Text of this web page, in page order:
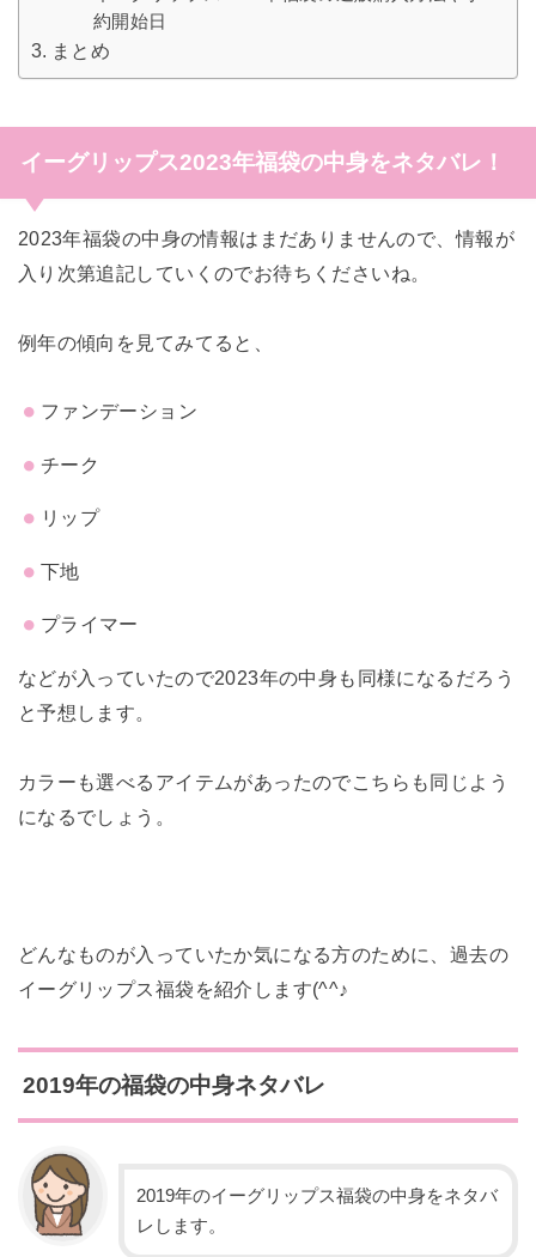
約開始日
まとめ
イーグリップス2023年福袋の中身をネタバレ！
2023年福袋の中身の情報はまだありませんので、情報が
入り次第追記していくのでお待ちくださいね。
例年の傾向を見てみてると、
ファンデーション
チーク
リップ
下地
プライマー
などが入っていたので2023年の中身も同様になるだろう
と予想します。
カラーも選べるアイテムがあったのでこちらも同じよう
になるでしょう。
どんなものが入っていたか気になる方のために、過去の
イーグリップス福袋を紹介します(^^♪
2019年の福袋の中身ネタバレ
2019年のイーグリップス福袋の中身をネタバ
レします。